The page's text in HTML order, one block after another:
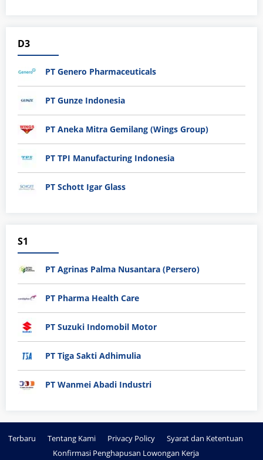
D3
PT Genero Pharmaceuticals
PT Gunze Indonesia
PT Aneka Mitra Gemilang (Wings Group)
PT TPI Manufacturing Indonesia
PT Schott Igar Glass
S1
PT Agrinas Palma Nusantara (Persero)
PT Pharma Health Care
PT Suzuki Indomobil Motor
PT Tiga Sakti Adhimulia
PT Wanmei Abadi Industri
Terbaru Tentang Kami Privacy Policy
Syarat dan Ketentuan
Konfirmasi Penghapusan Lowongan Kerja